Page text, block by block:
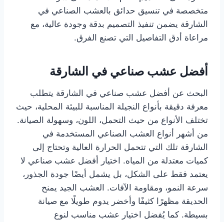
متخصصة في تنسيق حدائق بالعشب الصناعي في
الشارقة يضمن تنفيذ التصميم بدقة وجودة عالية، مع
مراعاة أدق التفاصيل التي تصنع الفرق.
أفضل عشب صناعي في الشارقة
البحث عن أفضل عشب صناعي في الشارقة يتطلب
معرفة دقيقة بأنواع النجيلة المناسبة للبيئة المحلية، حيث
تختلف الأنواع من حيث التحمل، اللون، وسهولة الصيانة.
من أشهر أنواع العشب الصناعي المستخدمة في
الشارقة تلك التي تتحمل الحرارة العالية وتحتاج إلى
كميات معتدلة من المياه. اختيار أفضل عشب صناعي لا
يعتمد فقط على الشكل، بل يشمل أيضًا جودة الجذور،
سرعة النمو، ومقاومة الآفات. العشب الجيد يمنح
الحديقة مظهرًا كثيفًا وأخضر يدوم طويلًا مع صيانة
بسيطة. كما يُفضل اختيار عشب مناسب لنوع